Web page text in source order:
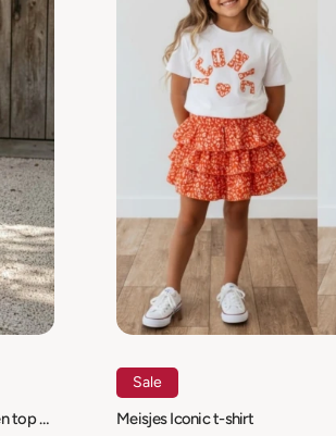
Meisjes Ibiza set ecru – 2-delige zomer set met kanten top en wijde broek – maat 62/68 t/m 146/152
Sale
Meisjes Iconic t-shirt